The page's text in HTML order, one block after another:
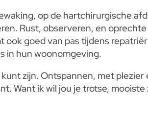
op de hartchirurgische
Rust, observeren, en oprechte
ook goed van pas tijdens
in hun woonomgeving.
zijn. Ontspannen, met plezier
Want ik wil jou je trotse, mooiste